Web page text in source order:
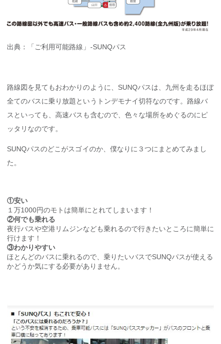
出典：「ご利用可能路線」-SUNQパス
路線図を見てもおわかりのように、SUNQパスは、九州を走るほぼ
全てのバスに乗り放題というトンデモナイ切符なのです。路線バ
スといっても、高速バスも含むので、色々な場所をめぐるのにピ
ッタリなのです。
SUNQパスのどこがスゴイのか、僕なりに３つにまとめてみまし
た。
①安い
１万1000円のモトは簡単にとれてしまいます！
②何でも乗れる
夜行バスや空港リムジンなども乗れるので行きたいところに簡単に
行けます！
③わかりやすい
ほとんどのバスに乗れるので、乗りたいバスでSUNQパスが使える
かどうか気にする必要がありません。